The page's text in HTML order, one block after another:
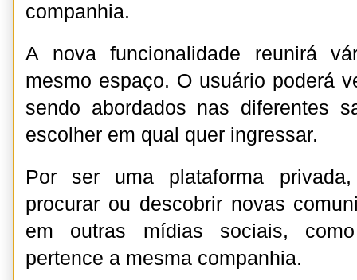
companhia.
A nova funcionalidade reunirá
mesmo espaço. O usuário poderá
sendo abordados nas diferentes
escolher em qual quer ingressar.
Por ser uma plataforma
procurar ou descobrir novas
em outras mídias sociais,
pertence a mesma companhia.